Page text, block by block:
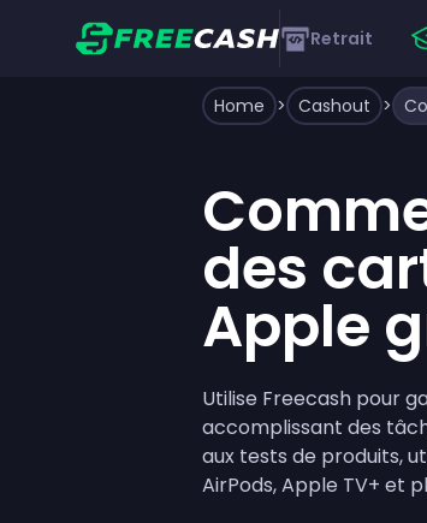
Retrait
Home > Cashout >
des
Apple
Utilise Freecash pour
accomplissant des
aux tests de produits,
AirPods, Apple TV+ et